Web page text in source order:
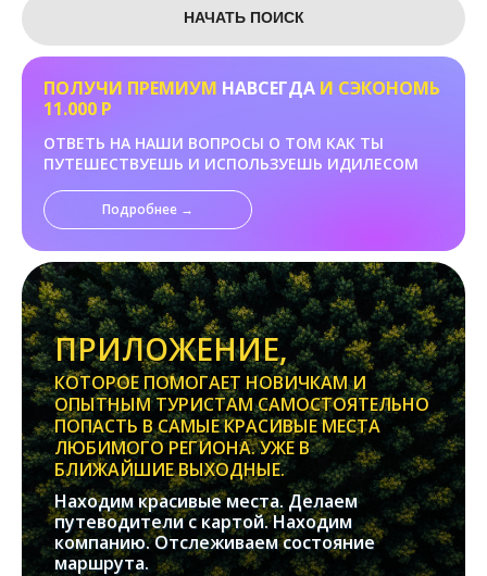
НАЧАТЬ ПОИСК
ПОЛУЧИ ПРЕМИУМ НАВСЕГДА И СЭКОНОМЬ
11.000 Р
ОТВЕТЬ НА НАШИ ВОПРОСЫ О ТОМ КАК ТЫ
ПУТЕШЕСТВУЕШЬ И ИСПОЛЬЗУЕШЬ ИДИЛЕСОМ
Подробнее →
ПРИЛОЖЕНИЕ,
КОТОРОЕ ПОМОГАЕТ НОВИЧКАМ И
ОПЫТНЫМ ТУРИСТАМ САМОСТОЯТЕЛЬНО
ПОПАСТЬ В САМЫЕ КРАСИВЫЕ МЕСТА
ЛЮБИМОГО РЕГИОНА. УЖЕ В
БЛИЖАЙШИЕ ВЫХОДНЫЕ.
Находим красивые места. Делаем
путеводители с картой. Находим
компанию. Отслеживаем состояние
маршрута.